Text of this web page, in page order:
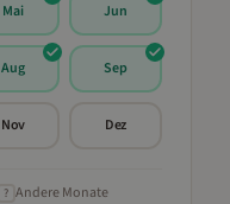
Mai Jun
Aug Sep
Nov Dez
? Andere Monate